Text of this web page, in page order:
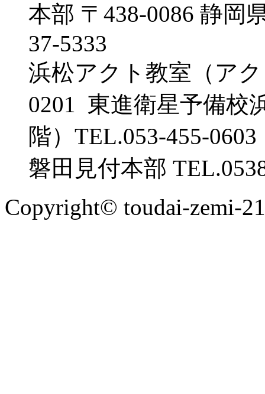
本部 〒438-0086 静岡
37-5333
浜松アクト教室（ア
0201 東進衛星予備校
階）TEL.053-455-0603
磐田見付本部
Copyright© toudai-zemi-21